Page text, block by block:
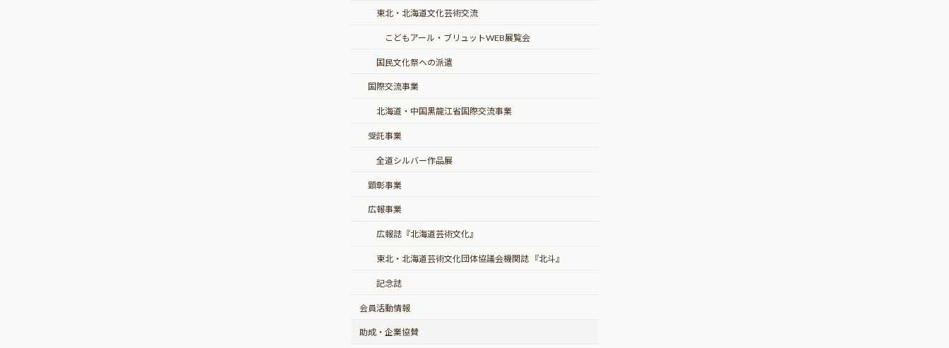
東北・北海道文化芸術交流
こどもアール・ブリュットWEB展覧会
国民文化祭への派遣
国際交流事業
北海道・中国黒龍江省国際交流事業
受託事業
全道シルバー作品展
顕彰事業
広報事業
広報誌『北海道芸術文化』
東北・北海道芸術文化団体協議会機関誌 『北斗』
記念誌
会員活動情報
助成・企業協賛